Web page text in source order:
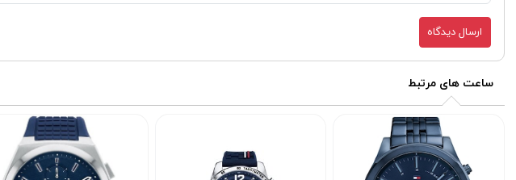
ارسال دیدگاه
ساعت های مرتبط